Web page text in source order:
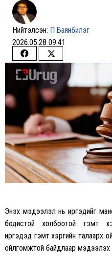
Нийтэлсэн: П Баянбилэг
2026.05.28 09:41
Share
on
Facebook
Share
on
Twitter
Энэхүү мэдээлэл нь иргэдийг
бодистой холбоотой гэмт
иргэдэд гэмт хэргийн талаарх
ойлгомжтой байдлаар мэдээлэх